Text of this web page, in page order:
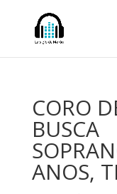
CORO
BUSCA
ANOS,